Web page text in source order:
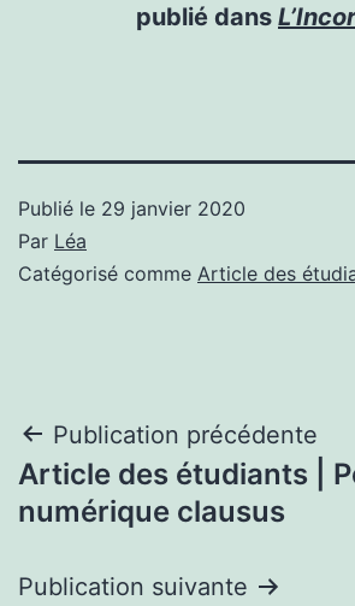
publié dans
Publié le 29 janvier 2020
Par Léa
Catégorisé comme Article des
Navigation
de
Publication précédente
Article des étudiants |
numérique clausus
Publication suivante